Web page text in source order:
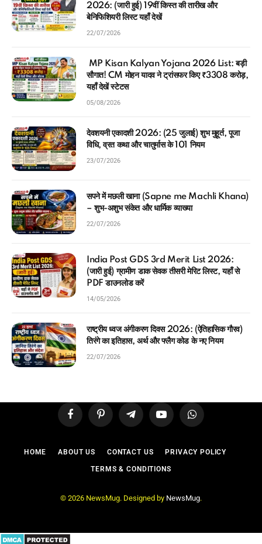
2026: (जारी हुई) 19वीं किस्त की तारीख और
बेनिफिशियरी लिस्ट यहाँ देखें
22/07/2026
MP Kisan Kalyan Yojana 2026 List: बड़ी
सौगात! CM मोहन यादव ने ट्रांसफर किए ₹3308 करोड़,
यहाँ देखें स्टेटस
05/08/2026
देवशयनी एकादशी 2026: (25 जुलाई) शुभ मुहूर्त, पूजा
विधि, व्रत कथा और चातुर्मास के 101 नियम
23/07/2026
सपने में मछली खाना (Sapne me Machli Khana)
– शुभ-अशुभ संकेत और धार्मिक व्याख्या
22/07/2026
India Post GDS 3rd Merit List 2026:
(जारी हुई) ग्रामीण डाक सेवक तीसरी मेरिट लिस्ट, यहाँ से
PDF डाउनलोड करें
14/05/2026
राष्ट्रीय ध्वज अंगीकरण दिवस 2026: (ऐतिहासिक गौरव)
तिरंगे का इतिहास, अर्थ और फ्लैग कोड के नए नियम
22/07/2026
FacebookPinterest TelegramYouTubeWhatsApp
HOME ABOUT US CONTACT US PRIVACY POLICY
TERMS & CONDITIONS
© 2026 NewsMug. Designed by NewsMug.